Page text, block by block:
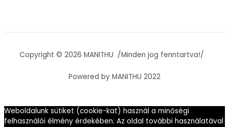
Copyright © 2026 MANITHU /Minden jog fenntartva!/
Powered by MANITHU 2022
Weboldalunk sütiket (cookie-kat) használ a minőségi
felhasználói élmény érdekében. Az oldal további használatával